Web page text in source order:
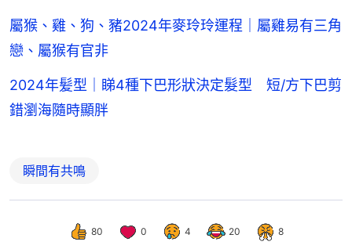
屬猴、雞、狗、豬2024年麥玲玲運程｜屬雞易有三角
戀、屬猴有官非
2024年髪型｜睇4種下巴形狀決定髮型 短/方下巴剪
錯瀏海隨時顯胖
瞬間有共鳴
80 0 4 20 8